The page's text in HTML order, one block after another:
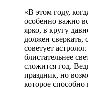
«В этом году,
особенно важно
ярко, в кругу
должен сверкать,
советует
блистательнее
сложится год.
праздник, но
которое